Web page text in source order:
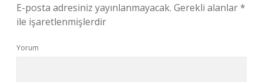
E-posta adresiniz yayınlanmayacak. Gerekli alanlar*
ile işaretlenmişlerdir
Yorum